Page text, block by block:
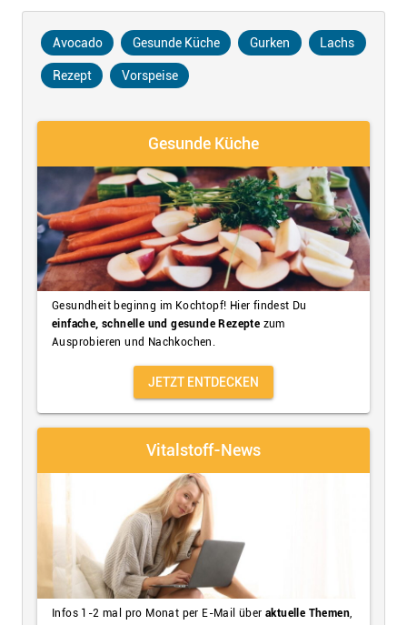
Avocado Gesunde Küche Gurken Lachs
Rezept Vorspeise
Gesunde Küche
Gesundheit beginng im Kochtopf! Hier findest Du
einfache, schnelle und gesunde Rezepte zum
Ausprobieren und Nachkochen.
JETZT ENTDECKEN
Vitalstoff-News
Infos 1-2 mal pro Monat per E-Mail über aktuelle Themen